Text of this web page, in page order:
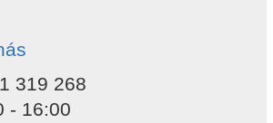
319 268
- 16:00